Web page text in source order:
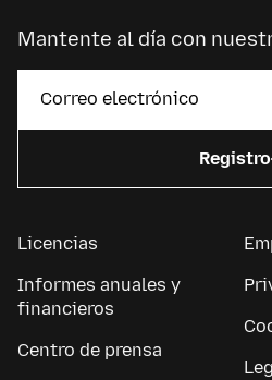
Mantente al día con
Registro
Licencias
Informes anuales y
financieros
Centro de prensa